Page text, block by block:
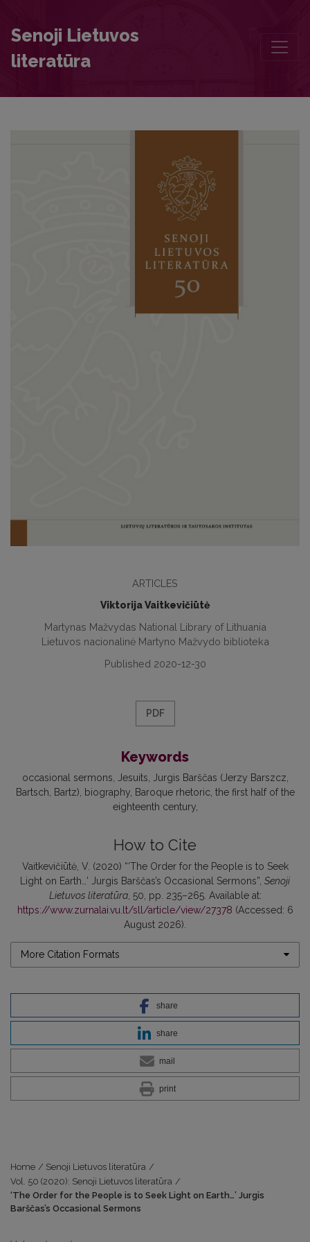
Senoji Lietuvos
literatūra
ARTICLES
Viktorija Vaitkevičiūtė
Martynas Mažvydas National Library of Lithuania
Lietuvos nacionalinė Martyno Mažvydo biblioteka
Published 2020-12-30
PDF
Keywords
occasional sermons Jesuits
Jurgis Barščas (Jerzy Barszcz,
Bartsch, Bartz) biography Baroque rhetoric the first half of the
eighteenth century
How to Cite
Vaitkevičiūtė, V. (2020) “‘The Order for the People is to Seek
Light on Earth…’ Jurgis Barščas’s Occasional Sermons”, Senoji
Lietuvos literatūra, 50, pp. 235–265. Available at:
https://www.zurnalai.vu.lt/sll/article/view/27378 (Accessed: 6
August 2026).
More Citation Formats
share
share
mail
print
Home / Senoji Lietuvos literatūra /
Vol. 50 (2020): Senoji Lietuvos literatūra /
‘The Order for the People is to Seek Light on Earth…’ Jurgis
Barščas’s Occasional Sermons